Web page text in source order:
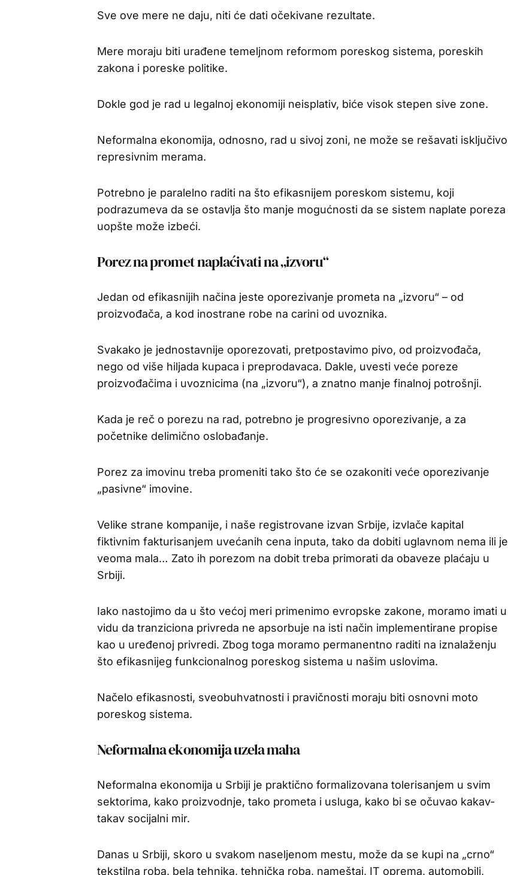
Sve ove mere ne daju, niti će dati očekivane rezultate.
Mere moraju biti urađene temeljnom reformom poreskog sistema, poreskih
zakona i poreske politike.
Dokle god je rad u legalnoj ekonomiji neisplativ, biće visok stepen sive zone.
Neformalna ekonomija, odnosno, rad u sivoj zoni, ne može se rešavati isključivo
represivnim merama.
Potrebno je paralelno raditi na što efikasnijem poreskom sistemu, koji
podrazumeva da se ostavlja što manje mogućnosti da se sistem naplate poreza
uopšte može izbeći.
Porez na promet naplaćivati na „izvoru“
Jedan od efikasnijih načina jeste oporezivanje prometa na „izvoru“ – od
proizvođača, a kod inostrane robe na carini od uvoznika.
Svakako je jednostavnije oporezovati, pretpostavimo pivo, od proizvođača,
nego od više hiljada kupaca i preprodavaca. Dakle, uvesti veće poreze
proizvođačima i uvoznicima (na „izvoru“), a znatno manje finalnoj potrošnji.
Kada je reč o porezu na rad, potrebno je progresivno oporezivanje, a za
početnike delimično oslobađanje.
Porez za imovinu treba promeniti tako što će se ozakoniti veće oporezivanje
„pasivne“ imovine.
Velike strane kompanije, i naše registrovane izvan Srbije, izvlače kapital
fiktivnim fakturisanjem uvećanih cena inputa, tako da dobiti uglavnom nema ili je
veoma mala… Zato ih porezom na dobit treba primorati da obaveze plaćaju u
Srbiji.
Iako nastojimo da u što većoj meri primenimo evropske zakone, moramo imati u
vidu da tranziciona privreda ne apsorbuje na isti način implementirane propise
kao u uređenoj privredi. Zbog toga moramo permanentno raditi na iznalaženju
što efikasnijeg funkcionalnog poreskog sistema u našim uslovima.
Načelo efikasnosti, sveobuhvatnosti i pravičnosti moraju biti osnovni moto
poreskog sistema.
Neformalna ekonomija uzela maha
Neformalna ekonomija u Srbiji je praktično formalizovana tolerisanjem u svim
sektorima, kako proizvodnje, tako prometa i usluga, kako bi se očuvao kakav-
takav socijalni mir.
Danas u Srbiji, skoro u svakom naseljenom mestu, može da se kupi na „crno“
tekstilna roba, bela tehnika, tehnička roba, nameštaj, IT oprema, automobili,